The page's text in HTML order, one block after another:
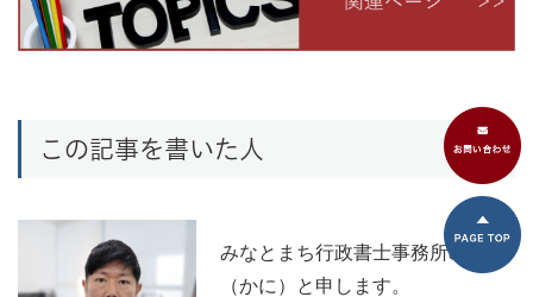
この記事を書いた人
みなとまち行政書士事務所の可児
（かに）と申します。